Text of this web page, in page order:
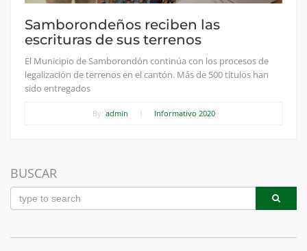
Samborondeños reciben las
escrituras de sus terrenos
El Municipio de Samborondón continúa con los procesos de
legalización de terrenos en el cantón. Más de 500 títulos han
sido entregados
By: admin Informativo 2020
BUSCAR